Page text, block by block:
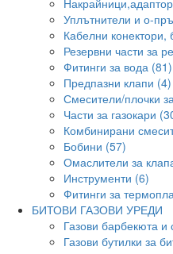
Уплътнители и о-
Кабелни конектори,
Резервни части за
Фитинги за вода (81)
Предпазни клапи (4)
Смесители/плочки
Части за газокари
Комбинирани
Бобини (57)
Омаслители за
Инструменти (6)
Фитинги за
БИТОВИ ГАЗОВИ УРЕДИ
Газови барбекюта и
Газови бутилки за